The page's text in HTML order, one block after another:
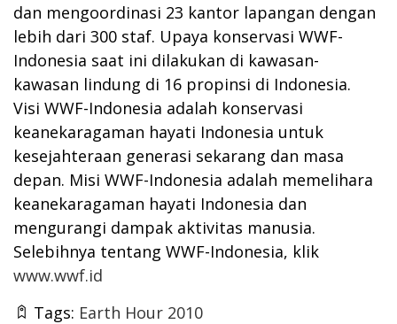
dan mengoordinasi 23 kantor lapangan dengan
lebih dari 300 staf. Upaya konservasi WWF-
Indonesia saat ini dilakukan di kawasan-
kawasan lindung di 16 propinsi di Indonesia.
Visi WWF-Indonesia adalah konservasi
keanekaragaman hayati Indonesia untuk
kesejahteraan generasi sekarang dan masa
depan. Misi WWF-Indonesia adalah memelihara
keanekaragaman hayati Indonesia dan
mengurangi dampak aktivitas manusia.
Selebihnya tentang WWF-Indonesia, klik
www.wwf.id
Tags: Earth Hour 2010